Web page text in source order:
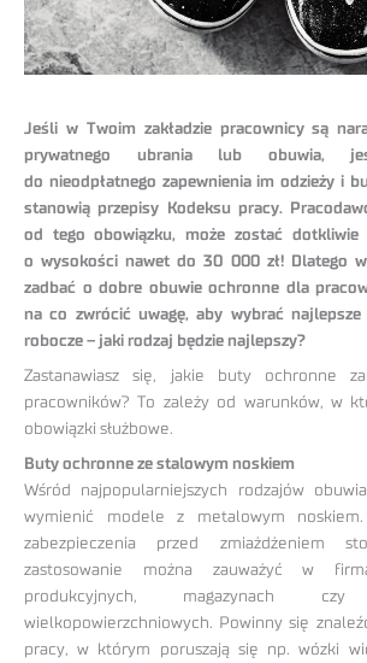
Jeśli w Twoim zakładzie pracownicy są
prywatnego ubrania lub obuwia,
do nieodpłatnego zapewnienia im odzieży i
stanowią przepisy Kodeksu pracy.
od tego obowiązku, może zostać dotkliwie
o wysokości nawet do 30 000 zł! Dlatego
zadbać o dobre obuwie ochronne dla
na co zwrócić uwagę, aby wybrać
robocze – jaki rodzaj będzie najlepszy?
Zastanawiasz się, jakie buty ochronne
pracowników? To zależy od warunków, w
obowiązki służbowe.
Buty ochronne ze stalowym noskiem
Wśród najpopularniejszych rodzajów
wymienić modele z metalowym
zabezpieczenia przed zmiażdżeniem
zastosowanie można zauważyć w
produkcyjnych, magazynach
wielkopowierzchniowych. Powinny się
pracy, w którym poruszają się np. wózki